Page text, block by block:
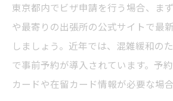
東京都内でビザ申請を行う場合、ま
や最寄りの出張所の公式サイトで最
しましょう。近年では、混雑緩和の
で事前予約が導入されています。予
カードや在留カード情報が必要な場合